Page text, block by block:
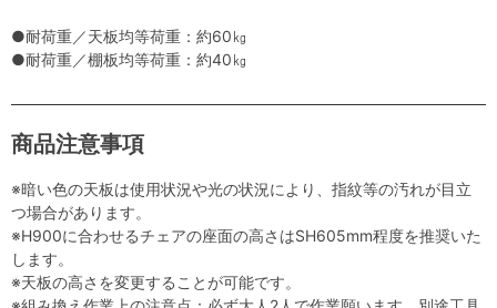
●耐荷重／天板均等荷重：約60㎏
●耐荷重／棚板均等荷重：約40㎏
商品注意事項
※暗い色の天板は使用状況や光の状況により、指紋等の汚れが目立
つ場合があります。
※H900に合わせるチェアの座面の高さはSH605mm程度を推奨いた
します。
※天板の高さを変更することが可能です。